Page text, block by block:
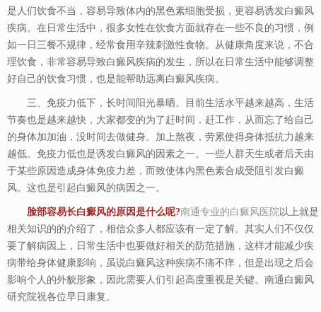
是人们饮食不当，容易导致体内的黑色素细胞受损，更容易诱发白癜风
疾病。在日常生活中，很多女性在饮食方面就存在一些不良的习惯，例
如一日三餐不规律，经常食用辛辣刺激性食物。从健康角度来说，不合
理饮食，非常容易导致白癜风疾病的发生，所以在日常生活中能够调整
好自己的饮食习惯，也是能帮助远离白癜风疾病。
三、免疫力低下，长时间阳光暴晒。目前生活水平越来越高，生活
节奏也是越来越快，大家都变的为了赶时间，赶工作，从而忘了给自己
的身体加加油，没时间去做健身。加上熬夜，劳累使得身体抵抗力越来
越低。免疫力低也是诱发白癜风的因素之一。一些人群天生或者后天由
于某些原因造成身体免疫力差，而致使体内黑色素合成受阻引发白癜
风。这也是引起白癜风的病因之一。
脸部容易长白癜风的原因是什么呢?南通专业的白癜风医院以上就是
相关知识的的介绍了，相信众多人都应该有一定了解。其实人们不仅仅
要了解病因上，日常生活中也要做好相关的防范措施，这样才能减少疾
病带给身体健康影响，虽说白癜风这种疾病不痛不痒，但是出现之后会
影响个人的外貌形象，因此需要人们引起高度重视是关键。南通白癜风
研究院祝各位早日康复。